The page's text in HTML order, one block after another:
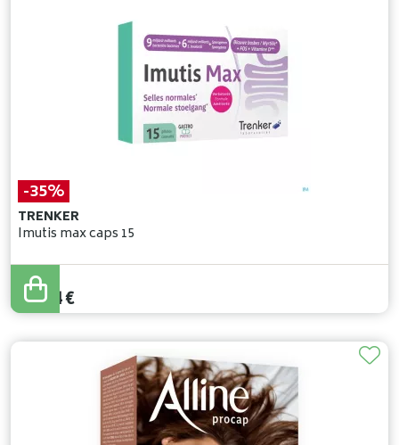
-35%
TRENKER
Imutis max caps 15
16,99
11,04€